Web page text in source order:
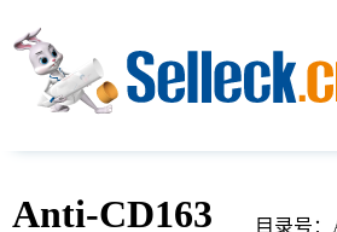
Anti-CD163 目录号